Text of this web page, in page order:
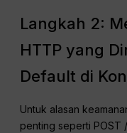
Langkah 2:
HTTP yang
Default di
Untuk alasan
penting seperti POST